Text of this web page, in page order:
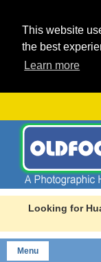
This website
the best
Learn more
Looking for
Menu